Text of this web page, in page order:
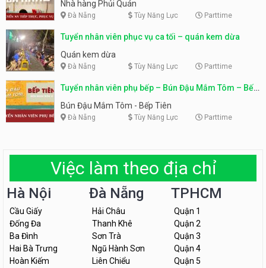
Nhà hàng Phủi Quán
Đà Nẵng Tùy Năng Lực Parttime
Tuyển nhân viên phục vụ ca tối – quán kem dừa
Quán kem dừa
Đà Nẵng Tùy Năng Lực Parttime
Tuyển nhân viên phụ bếp – Bún Đậu Mắm Tôm – Bếp
Tiên
Bún Đậu Mắm Tôm - Bếp Tiên
Đà Nẵng Tùy Năng Lực Parttime
Việc làm theo địa chỉ
Hà Nội
Cầu Giấy
Đống Đa
Ba Đình
Hai Bà Trưng
Hoàn Kiếm
Đà Nẵng
Hải Châu
Thanh Khê
Sơn Trà
Ngũ Hành Sơn
Liên Chiểu
TPHCM
Quận 1
Quận 2
Quận 3
Quận 4
Quận 5